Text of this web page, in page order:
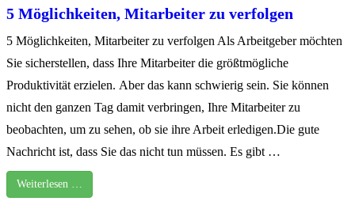
5 Möglichkeiten, Mitarbeiter zu verfolgen
5 Möglichkeiten, Mitarbeiter zu verfolgen Als Arbeitgeber möchten
Sie sicherstellen, dass Ihre Mitarbeiter die größtmögliche
Produktivität erzielen. Aber das kann schwierig sein. Sie können
nicht den ganzen Tag damit verbringen, Ihre Mitarbeiter zu
beobachten, um zu sehen, ob sie ihre Arbeit erledigen.Die gute
Nachricht ist, dass Sie das nicht tun müssen. Es gibt …
Weiterlesen …